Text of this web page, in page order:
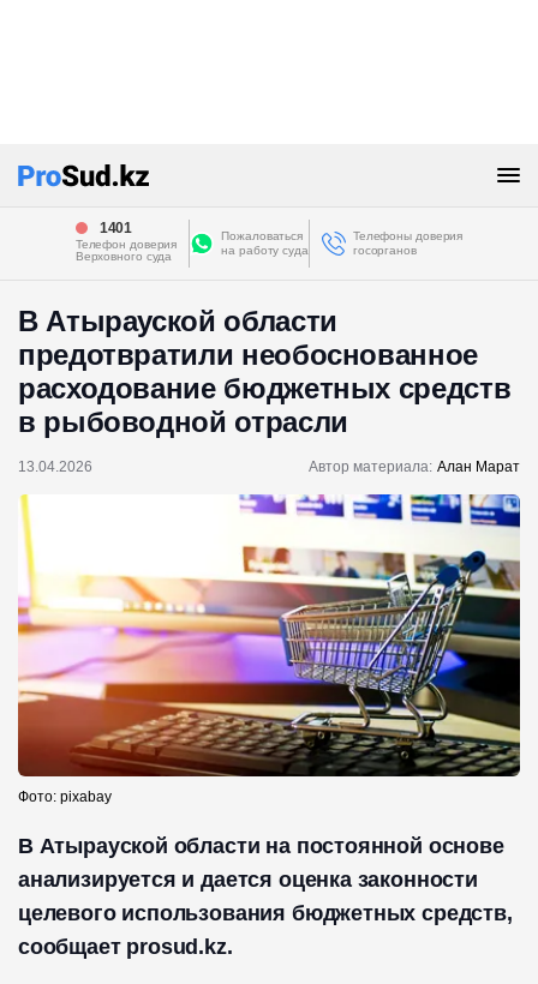
1401
Телефон доверия
Верховного суда
Пожаловаться
на работу суда
Телефоны доверия
госорганов
В Атырауской области
предотвратили необоснованное
расходование бюджетных средств
в рыбоводной отрасли
13.04.2026 Автор материала: Алан Марат
Фото: pixabay
В Атырауской области на постоянной основе
анализируется и дается оценка законности
целевого использования бюджетных средств,
сообщает prosud.kz.